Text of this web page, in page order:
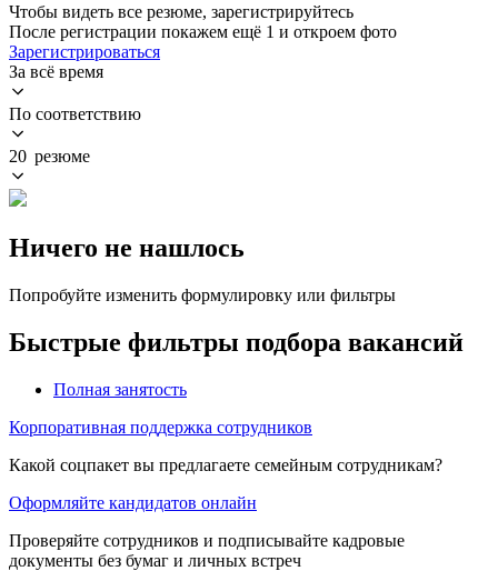
Чтобы видеть все резюме, зарегистрируйтесь
После регистрации покажем ещё 1 и откроем фото
Зарегистрироваться
За всё время
По соответствию
20 резюме
Ничего не нашлось
Попробуйте изменить формулировку или фильтры
Быстрые фильтры подбора вакансий
Полная занятость
Корпоративная поддержка сотрудников
Какой соцпакет вы предлагаете семейным сотрудникам?
Оформляйте кандидатов онлайн
Проверяйте сотрудников и подписывайте кадровые
документы без бумаг и личных встреч